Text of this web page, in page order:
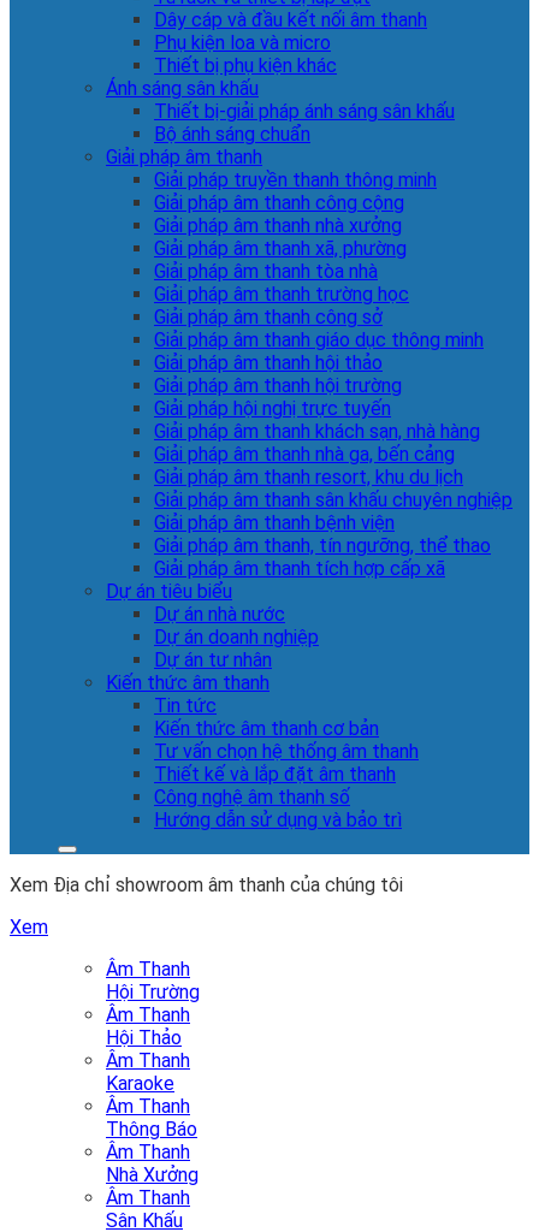
Dây cáp và đầu kết nối âm thanh
Phụ kiện loa và micro
Thiết bị phụ kiện khác
Ánh sáng sân khấu
Thiết bị-giải pháp ánh sáng sân khấu
Bộ ánh sáng chuẩn
Giải pháp âm thanh
Giải pháp truyền thanh thông minh
Giải pháp âm thanh công cộng
Giải pháp âm thanh nhà xưởng
Giải pháp âm thanh xã, phường
Giải pháp âm thanh tòa nhà
Giải pháp âm thanh trường học
Giải pháp âm thanh công sở
Giải pháp âm thanh giáo dục thông minh
Giải pháp âm thanh hội thảo
Giải pháp âm thanh hội trường
Giải pháp hội nghị trực tuyến
Giải pháp âm thanh khách sạn, nhà hàng
Giải pháp âm thanh nhà ga, bến cảng
Giải pháp âm thanh resort, khu du lịch
Giải pháp âm thanh sân khấu chuyên nghiệp
Giải pháp âm thanh bệnh viện
Giải pháp âm thanh, tín ngưỡng, thể thao
Giải pháp âm thanh tích hợp cấp xã
Dự án tiêu biểu
Dự án nhà nước
Dự án doanh nghiệp
Dự án tư nhân
Kiến thức âm thanh
Tin tức
Kiến thức âm thanh cơ bản
Tư vấn chọn hệ thống âm thanh
Thiết kế và lắp đặt âm thanh
Công nghệ âm thanh số
Hướng dẫn sử dụng và bảo trì
Xem Địa chỉ showroom âm thanh của chúng tôi
Xem
Âm Thanh
Hội Trường
Âm Thanh
Hội Thảo
Âm Thanh
Karaoke
Âm Thanh
Thông Báo
Âm Thanh
Nhà Xưởng
Âm Thanh
Sân Khấu